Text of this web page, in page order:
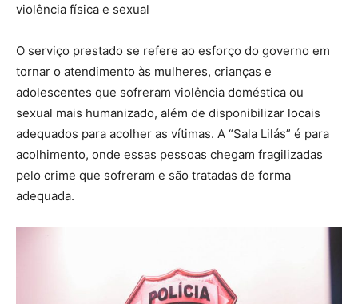
violência física e sexual
O serviço prestado se refere ao esforço do governo em
tornar o atendimento às mulheres, crianças e
adolescentes que sofreram violência doméstica ou
sexual mais humanizado, além de disponibilizar locais
adequados para acolher as vítimas. A “Sala Lilás” é para
acolhimento, onde essas pessoas chegam fragilizadas
pelo crime que sofreram e são tratadas de forma
adequada.